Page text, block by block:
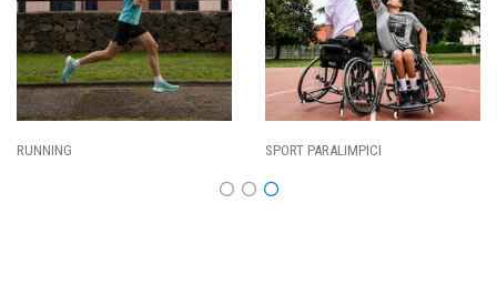
SPORT PARALIMPICI CALCIO